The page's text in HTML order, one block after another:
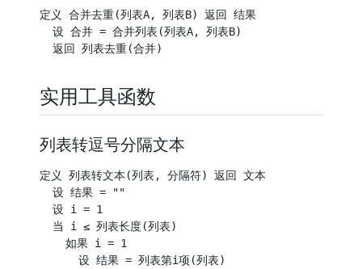
定义 合并去重(列表A, 列表B) 返回 结果
  设 合并 = 合并列表(列表A, 列表B)
实用工具函数
列表转逗号分隔文本
定义 列表转文本(列表, 分隔符) 返回 文本
  设 结果 = ""
  设 i = 1
  当 i ≤ 列表长度(列表)
    如果 i = 1
      设 结果 = 列表第i项(列表)